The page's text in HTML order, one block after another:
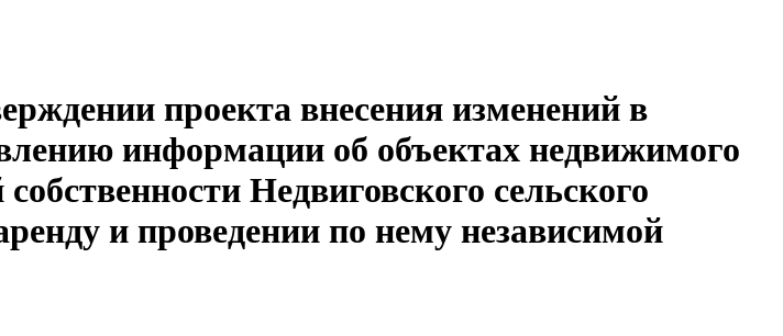
проекта внесения изменений в
информации об объектах недвижимого
Недвиговского сельского
и проведении по нему независимой